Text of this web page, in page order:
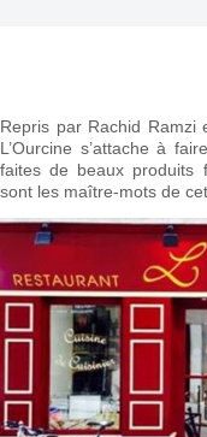
Repris par Rachid
L’Ourcine s’attache à
faites de beaux produits
sont les maître-mots de